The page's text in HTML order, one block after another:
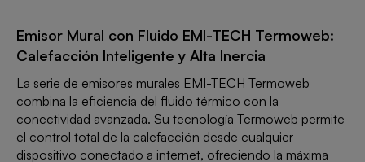
Emisor Mural con Fluido EMI-TECH Termoweb:
Calefacción Inteligente y Alta Inercia
La serie de emisores murales EMI-TECH Termoweb
combina la eficiencia del fluido térmico con la
conectividad avanzada. Su tecnología Termoweb permite
el control total de la calefacción desde cualquier
dispositivo conectado a internet, ofreciendo la máxima